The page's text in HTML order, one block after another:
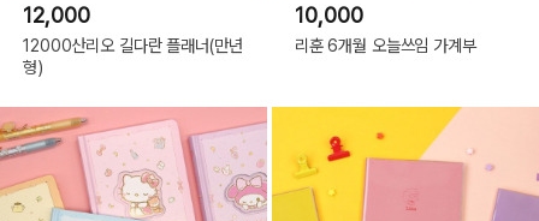
12,000
12000산리오 길다란 플래너(만년
형)
10,000
리훈 6개월 오늘쓰임 가계부